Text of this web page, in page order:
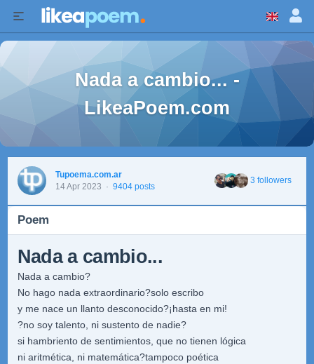
Nada a cambio... -
LikeaPoem.com
Tupoema.com.ar
14 Apr 2023 · 9404 posts
3 followers
Poem
Nada a cambio...
Nada a cambio?
No hago nada extraordinario?solo escribo
y me nace un llanto desconocido?¡hasta en mi!
?no soy talento, ni sustento de nadie?
si hambriento de sentimientos, que no tienen lógica
ni aritmética, ni matemática?tampoco poética